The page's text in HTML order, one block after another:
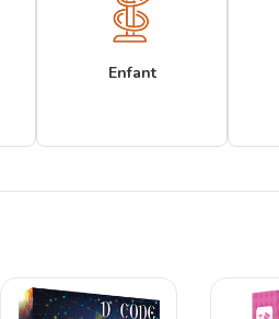
Enfant